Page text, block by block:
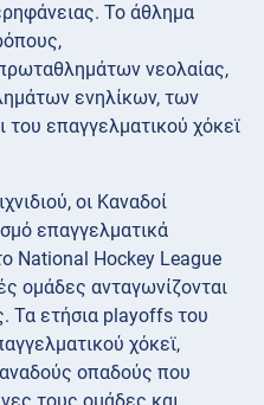
Το άθλημα
νεολαίας,
ενηλίκων, των
επαγγελματικού χόκεϊ
οι Καναδοί
επαγγελματικά
National Hockey League
ομάδες ανταγωνίζονται
Τα ετήσια playoffs του
χόκεϊ,
οπαδούς που